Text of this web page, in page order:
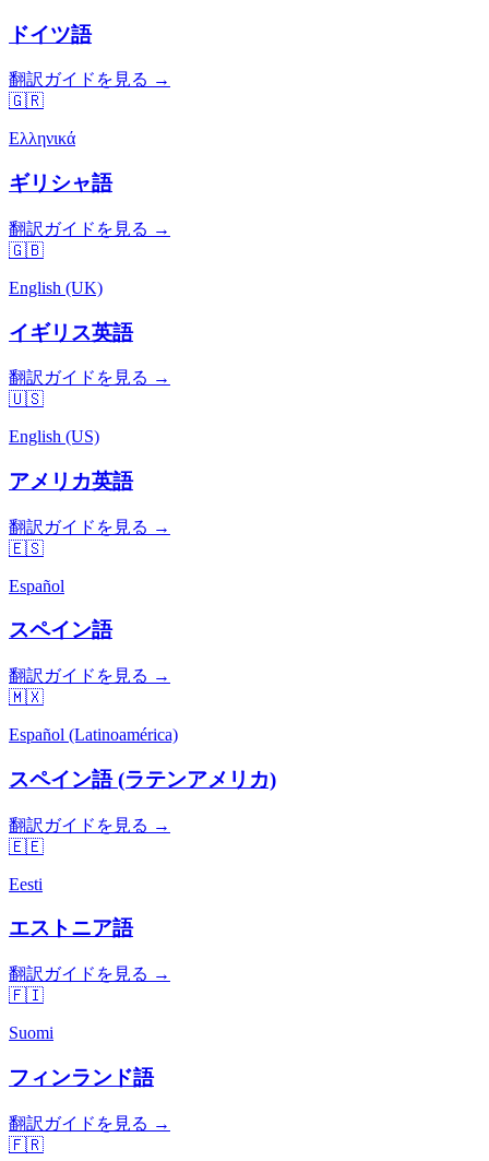
ドイツ語
翻訳ガイドを見る →
🇬🇷
Ελληνικά
ギリシャ語
翻訳ガイドを見る →
🇬🇧
English (UK)
イギリス英語
翻訳ガイドを見る →
🇺🇸
English (US)
アメリカ英語
翻訳ガイドを見る →
🇪🇸
Español
スペイン語
翻訳ガイドを見る →
🇲🇽
Español (Latinoamérica)
スペイン語 (ラテンアメリカ)
翻訳ガイドを見る →
🇪🇪
Eesti
エストニア語
翻訳ガイドを見る →
🇫🇮
Suomi
フィンランド語
翻訳ガイドを見る →
🇫🇷